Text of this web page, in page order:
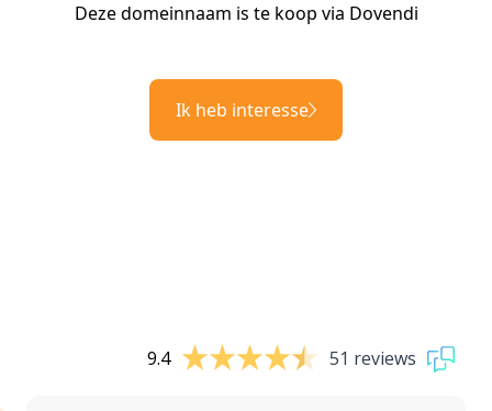
Deze domeinnaam is te koop via Dovendi
Ik heb interesse
9.4 51 reviews